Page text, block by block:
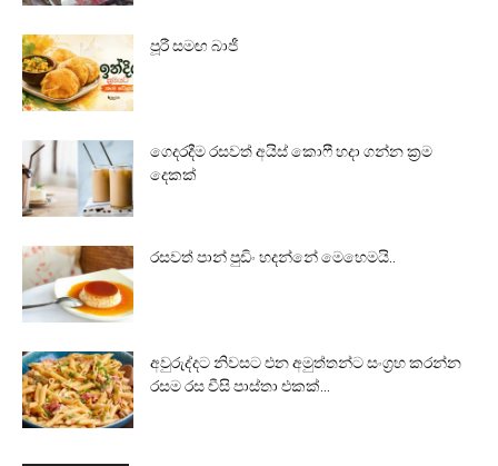
පූරී සමඟ බාජී
ගෙදරදීම රසවත් අයිස් කොෆී හදා ගන්න ක්‍රම
දෙකක්
රසවත් පාන් පුඩිං හදන්නේ මෙහෙමයි..
අවුරුද්දට නිවසට එන අමුත්තන්ට සංග්‍රහ කරන්න
රසම රස චීසි පාස්තා එකක්...